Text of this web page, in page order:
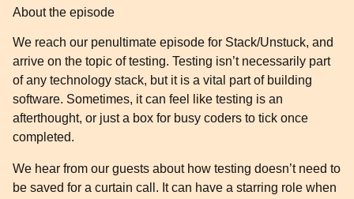
About the episode
We reach our penultimate episode for Stack/Unstuck, and
arrive on the topic of testing. Testing isn’t necessarily part
of any technology stack, but it is a vital part of building
software. Sometimes, it can feel like testing is an
afterthought, or just a box for busy coders to tick once
completed.
We hear from our guests about how testing doesn’t need to
be saved for a curtain call. It can have a starring role when